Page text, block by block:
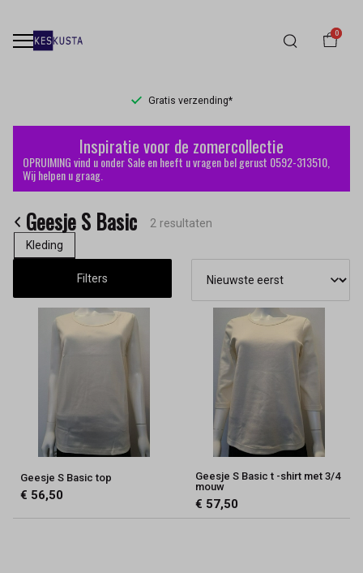
0
Gratis verzending*
Geesje
Basic
Keskusta
Inspiratie voor de zomercollectie
OPRUIMING vind u onder Sale en heeft u vragen bel gerust 0592-313510,
Wij helpen u graag.
Geesje S Basic
2 resultaten
Kleding
Filters
Geesje S Basic top
€ 56,50
Geesje S Basic t -shirt met 3/4
mouw
€ 57,50